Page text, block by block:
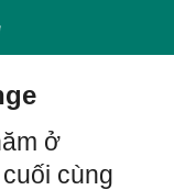
ở
cùng